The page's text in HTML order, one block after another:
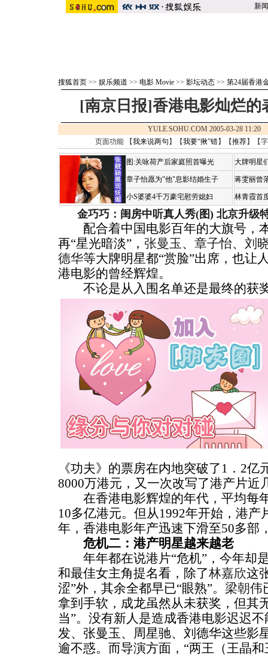
新闻
搜狐首页 >> 娱乐频道 >> 电影 Movie >> 影坛动态 >> 第24届香港
[南京日报]香港电影灿烂的
YULE.SOHU.COM 2005-03-28
页面功能 【我来说两句 】【我要“揪”错】【推荐】【
图:关咏荷产后家庭照首曝光
章子怡愿为"他"息影结婚生子
小S婆婆4千万豪宅慰劳媳妇
大牌明星
蒋雯丽曾
林青霞首
金巧巧：闺房中听真人秀(图) 北京升级
配合着中国电影百年的大旗号，
再“星光暗淡”， 张曼玉 、 章子怡、 刘
德华等大牌明星都“赏脸”出席，也让
港电影的曾经辉煌。
不论是从入围名单还是最终的获
《功夫》的票房在内地突破了1．2
8000万港元，又一次改写了港产片近
在香港电影辉煌的年代，平均每
10多亿港元。但从1992年开始，港产
年，香港电影年产迅速下滑至50多部
危机二：港产明星越来越老
年年都在说港片“危机”，今年却
和最佳女主角提名看，除了林嘉欣这
涩”外，其余全都早已“眼熟”。 梁朝伟
拿到手软，成龙虽然从未获奖，但其
当”。没有新人是造成香港电影迟迟
发、张曼玉、周星驰、刘德华这些影
逾不惑。而导演方面，“两王（王晶